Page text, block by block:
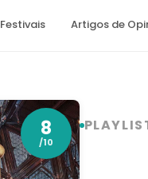
Festivais Artigos de
8
/10